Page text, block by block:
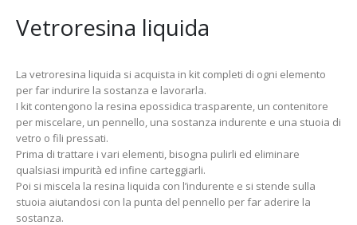
Vetroresina liquida
La vetroresina liquida si acquista in kit completi di ogni elemento
per far indurire la sostanza e lavorarla.
I kit contengono la resina epossidica trasparente, un contenitore
per miscelare, un pennello, una sostanza indurente e una stuoia di
vetro o fili pressati.
Prima di trattare i vari elementi, bisogna pulirli ed eliminare
qualsiasi impurità ed infine carteggiarli.
Poi si miscela la resina liquida con l’indurente e si stende sulla
stuoia aiutandosi con la punta del pennello per far aderire la
sostanza.